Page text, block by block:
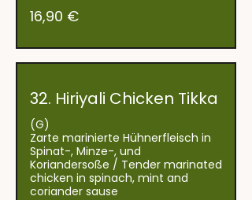
16,90 €
32. Hiriyali Chicken Tikka
(G)
Zarte marinierte Hühnerfleisch in
Spinat-, Minze-, und
Koriandersoße / Tender marinated
chicken in spinach, mint and
coriander sause